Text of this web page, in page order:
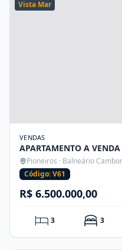
Vista Mar
VENDAS
APARTAMENTO A
Pioneiros · Balneário
Código: V61
R$ 6.500.000,00
3 3